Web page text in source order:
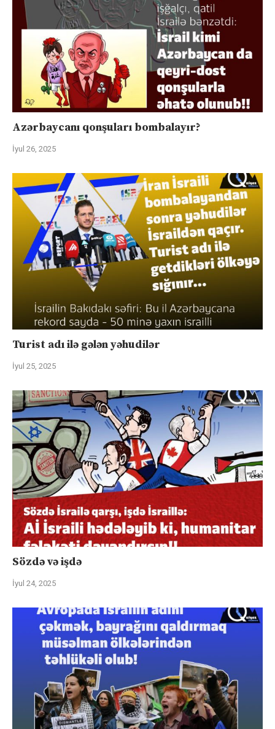
Azərbaycanı qonşuları bombalayır?
İyul 26, 2025
Turist adı ilə gələn yəhudilər
İyul 25, 2025
Sözdə və işdə
İyul 24, 2025